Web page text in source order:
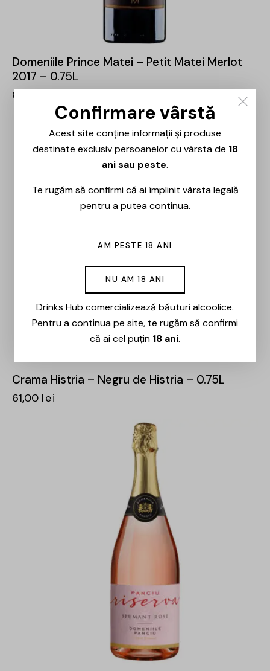
Domeniile Prince Matei – Petit Matei Merlot
2017 – 0.75L
64,00
Crama Histria – Negru de Histria – 0.75L
61,00 lei
Confirmare vârstă
Acest site conține informații și produse
destinate exclusiv persoanelor cu vârsta de 18
ani sau peste.
Te rugăm să confirmi că ai împlinit vârsta legală
pentru a putea continua.
AM PESTE 18 ANI
NU AM 18 ANI
Drinks Hub comercializează băuturi alcoolice.
Pentru a continua pe site, te rugăm să confirmi
că ai cel puțin 18 ani.